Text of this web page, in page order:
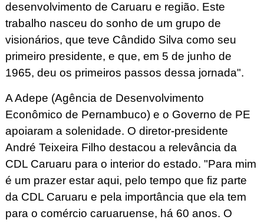
desenvolvimento de Caruaru e região. Este
trabalho nasceu do sonho de um grupo de
visionários, que teve Cândido Silva como seu
primeiro presidente, e que, em 5 de junho de
1965, deu os primeiros passos dessa jornada".
A Adepe (Agência de Desenvolvimento
Econômico de Pernambuco) e o Governo de PE
apoiaram a solenidade. O diretor-presidente
André Teixeira Filho destacou a relevância da
CDL Caruaru para o interior do estado. "Para mim
é um prazer estar aqui, pelo tempo que fiz parte
da CDL Caruaru e pela importância que ela tem
para o comércio caruaruense, há 60 anos. O